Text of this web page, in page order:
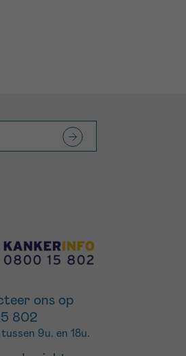
ons op
802
tussen 9u. en 18u.